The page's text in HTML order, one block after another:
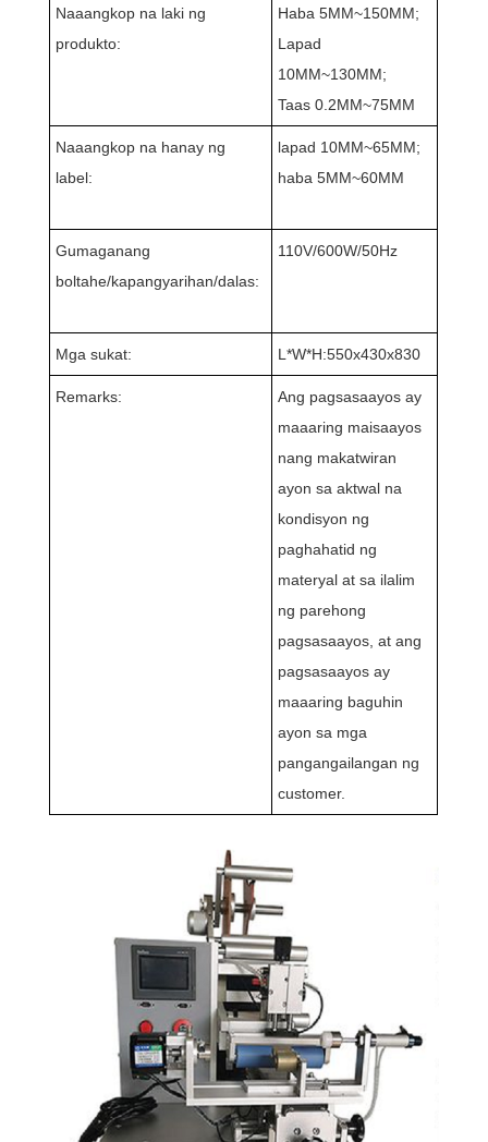
Naaangkop na laki ng
produkto:
Haba 5MM~150MM;
Lapad
10MM~130MM;
Taas 0.2MM~75MM
Naaangkop na hanay ng
label:
lapad 10MM~65MM;
haba 5MM~60MM
Gumaganang
boltahe/kapangyarihan/dalas:
110V/600W/50Hz
Mga sukat: L*W*H:550x430x830
Remarks:
Ang pagsasaayos ay
maaaring maisaayos
nang makatwiran
ayon sa aktwal na
kondisyon ng
paghahatid ng
materyal at sa ilalim
ng parehong
pagsasaayos, at ang
pagsasaayos ay
maaaring baguhin
ayon sa mga
pangangailangan ng
customer.